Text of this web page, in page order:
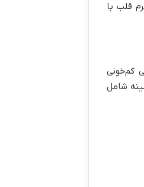
قلب با
کم‌خونی
شامل